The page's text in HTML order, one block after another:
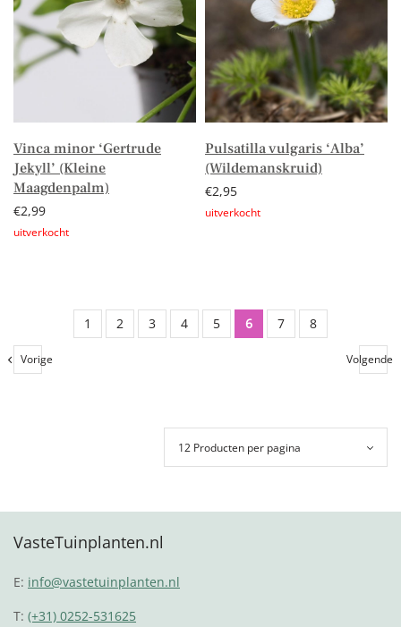
Vinca minor ‘Gertrude
Jekyll’ (Kleine
Maagdenpalm)
€2,99
Pulsatilla vulgaris ‘Alba’
(Wildemanskruid)
€2,95
Vorige
1 2 3 4 5 6 7 8
Volgende
VasteTuinplanten.nl
E: info@vastetuinplanten.nl
T:(+31) 0252-531625